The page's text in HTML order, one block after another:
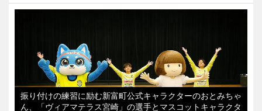
振り付けの練習に励む新富町公式キャラクターのおとみちゃ
ん、「ヴィアマテラス宮崎」の選手とマスコットキャラクタ